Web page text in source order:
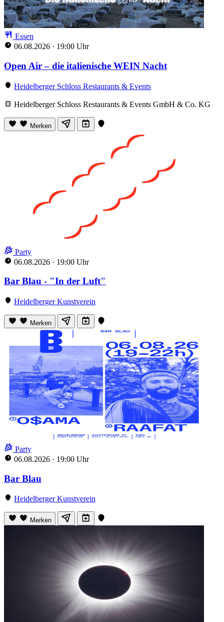
Essen
06.08.2026 · 19:00 Uhr
Open Air – die italienische WEIN Nacht
Heidelberger Schloss Restaurants & Events
Heidelberger Schloss Restaurants & Events GmbH & Co. KG
Merken
Party
06.08.2026 · 19:00 Uhr
Bar Blau - "In der Luft"
Heidelberger Kunstverein
Merken
Party
06.08.2026 · 19:00 Uhr
Bar Blau
Heidelberger Kunstverein
Merken